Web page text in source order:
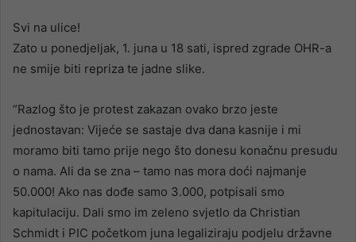
Svi na ulice!
Zato u ponedjeljak, 1. juna u 18 sati, ispred zgrade OHR-a
ne smije biti repriza te jadne slike.
“Razlog što je protest zakazan ovako brzo jeste
jednostavan: Vijeće se sastaje dva dana kasnije i mi
moramo biti tamo prije nego što donesu konačnu presudu
o nama. Ali da se zna – tamo nas mora doći najmanje
50.000! Ako nas dođe samo 3.000, potpisali smo
kapitulaciju. Dali smo im zeleno svjetlo da Christian
Schmidt i PIC početkom juna legaliziraju podjelu državne